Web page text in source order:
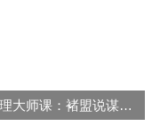
《推理大师课：褚盟说谋杀艺术》音频全集百度云百度网盘下